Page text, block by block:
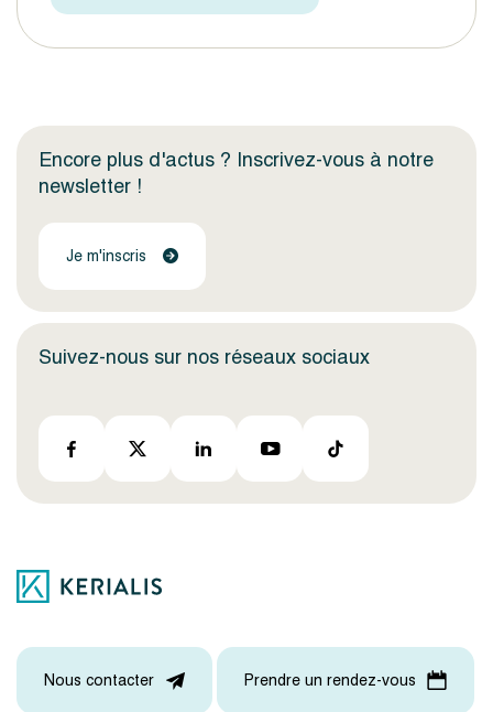
Encore plus d'actus ? Inscrivez-vous à notre
newsletter !
Je m'inscris
Suivez-nous sur nos réseaux sociaux
Nous contacter Prendre un rendez-vous